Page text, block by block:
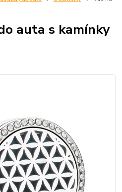
auta s kamínky